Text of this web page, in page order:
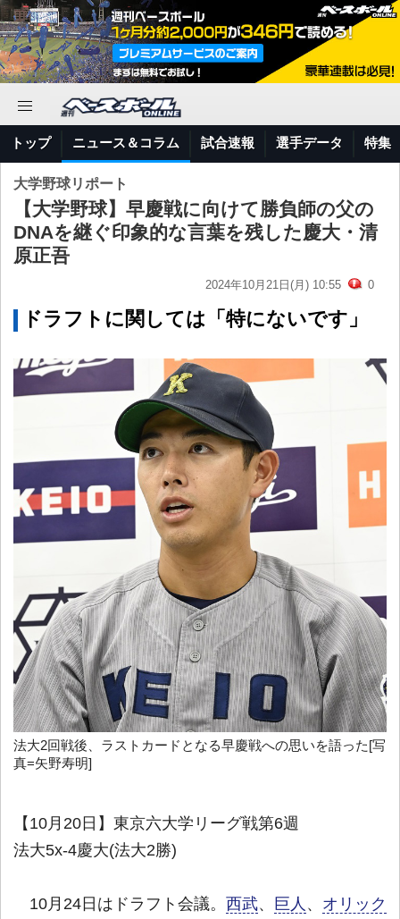
トップ ニュース＆コラム 試合速報 選手データ 特集
大学野球リポート
【大学野球】早慶戦に向けて勝負師の父の
DNAを継ぐ印象的な言葉を残した慶大・清
原正吾
2024年10月21日(月) 10:55 0
ドラフトに関しては「特にないです」
法大2回戦後、ラストカードとなる早慶戦への思いを語った[写
真=矢野寿明]
【10月20日】東京六大学リーグ戦第6週
法大5x-4慶大(法大2勝)
10月24日はドラフト会議。 西武、 巨人 、 オリック